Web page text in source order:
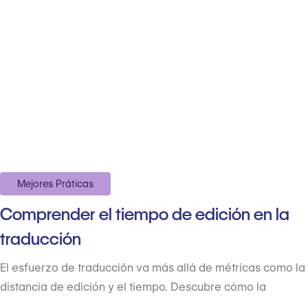
Mejores Práticas
Comprender el tiempo de edición en la
traducción
El esfuerzo de traducción va más allá de métricas como la
distancia de edición y el tiempo. Descubre cómo la